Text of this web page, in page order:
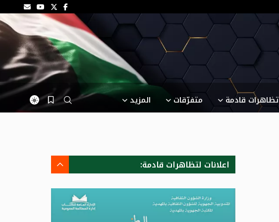
تظاهرات قادمة متفرّقات المزيد
اعلانات لتظاهرات قادمة: